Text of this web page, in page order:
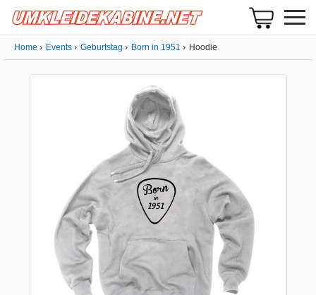
Home Events Geburtstag Born in 1951 Hoodie